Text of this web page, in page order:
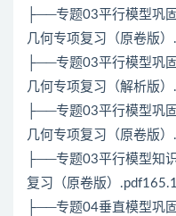
├──专题03平行模型巩
几何专项复习（原卷版
├──专题03平行模型巩
几何专项复习（解析版
├──专题03平行模型巩
几何专项复习（原卷版
├──专题03平行模型知
复习（原卷版）
├──专题04垂直模型巩